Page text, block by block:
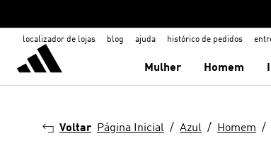
localizador de lojas blog ajuda histórico de pedidos
Mulher Homem
Voltar Página Inicial Azul Homem